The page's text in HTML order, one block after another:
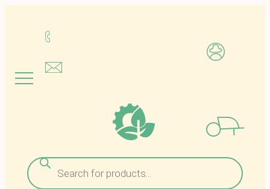
περιεχόμενο
Αναζήτηση
προϊόντων